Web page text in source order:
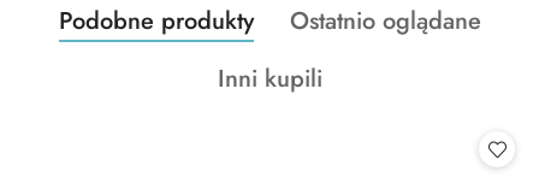
Pomiń karuzelę produktów
Produkty
o
Podobne produkty
Produkty
statusie:
Ostatnio oglądane
Produkty
Inni kupili